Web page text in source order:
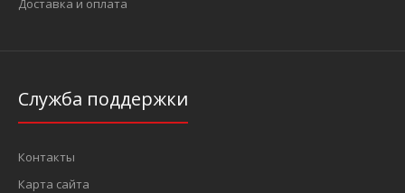
Доставка и оплата
Служба поддержки
Контакты
Карта сайта